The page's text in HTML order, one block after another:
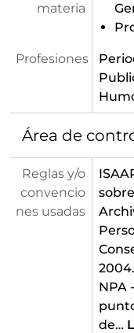
materia
Profesiones
Área de
Reglas y/o
convencio
nes usadas
2004.
NPA
de…